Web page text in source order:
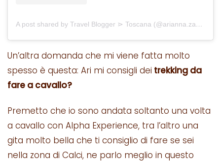
A post shared by Travel Blogger ⋗ Toscana (@arianna.zappia)
Un’altra domanda che mi viene fatta molto
spesso è questa: Ari mi consigli dei trekking da
fare a cavallo?
Premetto che io sono andata soltanto una volta
a cavallo con Alpha Experience, tra l’altro una
gita molto bella che ti consiglio di fare se sei
nella zona di Calci, ne parlo meglio in questo